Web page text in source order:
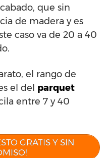
que sin
de madera y es
caso va de 20 a 40
el rango de
el del parquet
entre 7 y 40
GRATIS Y SIN